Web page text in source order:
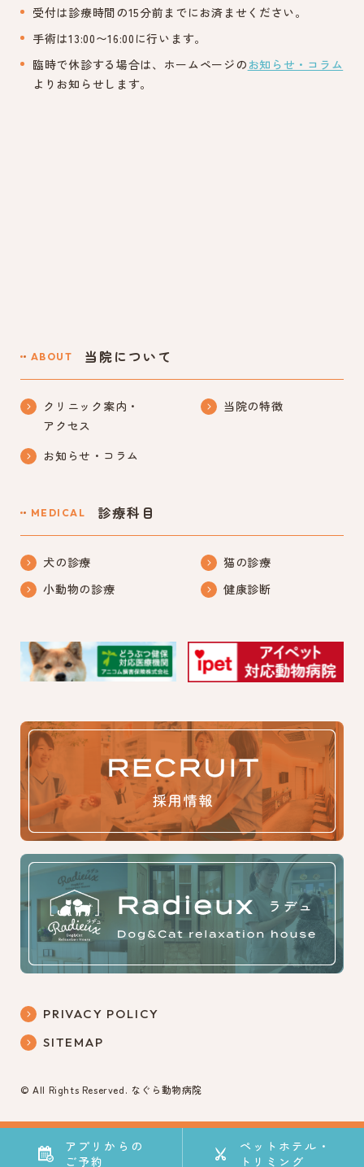
アプリからの
ご予約
ペットホテル・
トリミング
アプリからの
ご予約
ペットホテル・
トリミング
受付は診療時間の15分前までにお済ませください。
手術は13:00〜16:00に行います。
臨時で休診する場合は、ホームページの お知らせ・コラム
よりお知らせします。
ABOUT 当院について
クリニック案内・
アクセス
当院の特徴
お知らせ・コラム
MEDICAL 診療科目
犬の診療
猫の診療
小動物の診療
健康診断
PRIVACY POLICY
SITEMAP
© All Rights Reserved. なぐら動物病院